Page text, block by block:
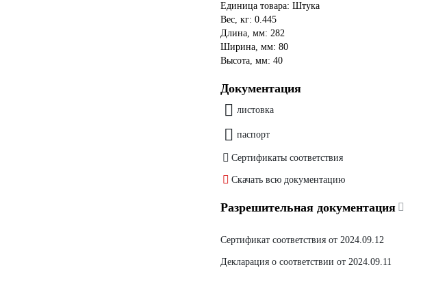
Единица товара: Штука
Вес, кг: 0.445
Длина, мм: 282
Ширина, мм: 80
Высота, мм: 40
Документация
листовка
паспорт
Сертификаты соответствия
Скачать всю документацию
Разрешительная документация
Сертификат соответствия от 2024.09.12
Декларация о соответствии от 2024.09.11